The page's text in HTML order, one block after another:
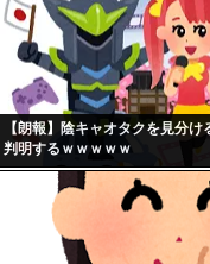
【朗報】陰キャオタクを見分
判明するｗｗｗｗｗ